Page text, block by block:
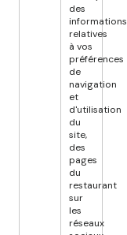
des
informations
relatives
à vos
préférences
de
navigation
et
d'utilisation
du
site,
des
pages
du
restaurant
sur
les
réseaux